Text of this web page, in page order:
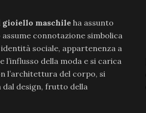
gioiello maschile ha assunto
connotazione simbolica
sociale, appartenenza a
della moda e si carica
l’architettura del corpo, si
design, frutto della